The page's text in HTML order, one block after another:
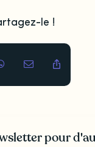
le !
pour